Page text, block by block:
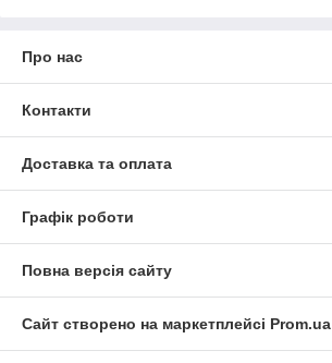
Про нас
Контакти
Доставка та оплата
Графік роботи
Повна версія сайту
Сайт створено на маркетплейсі Prom.ua